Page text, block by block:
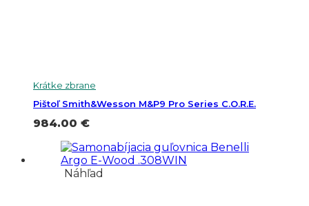
Krátke zbrane
Pištoľ Smith&Wesson M&P9 Pro Series C.O.R.E.
984.00 €
Náhľad